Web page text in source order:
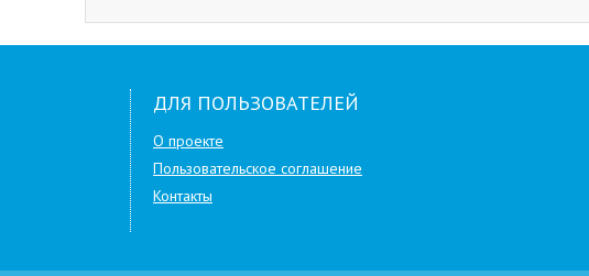
ДЛЯ ПОЛЬЗОВАТЕЛЕЙ
О проекте
Пользовательское соглашение
Контакты